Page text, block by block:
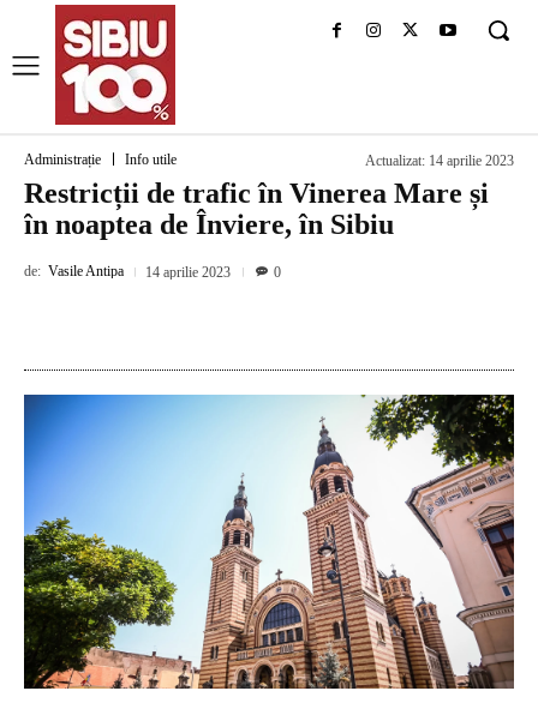
Administrație Info utile Actualizat: 14 aprilie 2023
Restricții de trafic în Vinerea Mare și
în noaptea de Înviere, în Sibiu
de: Vasile Antipa 14 aprilie 2023 0